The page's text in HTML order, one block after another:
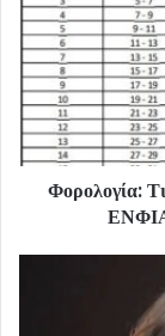
Φορολογία:
ΕΝΦΙΑ